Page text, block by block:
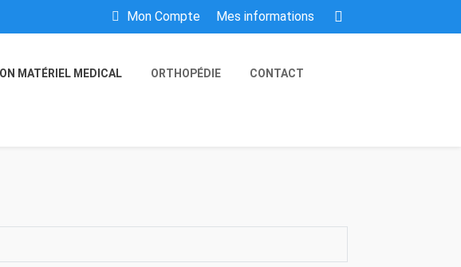
Mon Compte Mes informations
MATÉRIEL MEDICAL ORTHOPÉDIE CONTACT